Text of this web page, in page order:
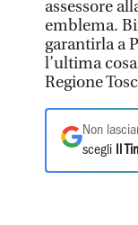
assessore
emblema.
garantirla a
l’ultima
Regione
Non
scegli
Il